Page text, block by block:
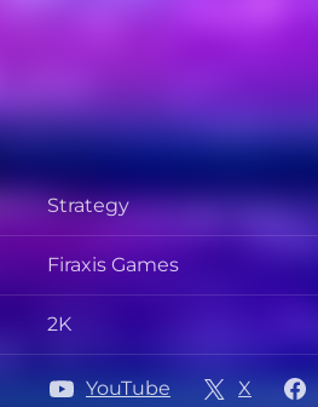
ประเภท
Strategy
ผู้พัฒนา
Firaxis Games
ผู้จัดจำหน่าย
2K
YouTube X